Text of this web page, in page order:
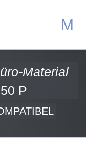
M
Material
P